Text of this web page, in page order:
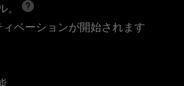
。
ベーションが開始されます